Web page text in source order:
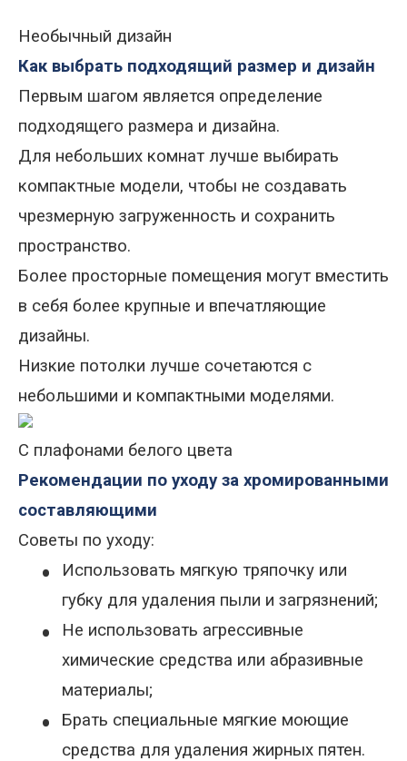
Необычный дизайн
Как выбрать подходящий размер и дизайн
Первым шагом является определение
подходящего размера и дизайна.
Для небольших комнат лучше выбирать
компактные модели, чтобы не создавать
чрезмерную загруженность и сохранить
пространство.
Более просторные помещения могут вместить
в себя более крупные и впечатляющие
дизайны.
Низкие потолки лучше сочетаются с
небольшими и компактными моделями.
С плафонами белого цвета
Рекомендации по уходу за хромированными
составляющими
Советы по уходу:
•
Использовать мягкую тряпочку или
губку для удаления пыли и загрязнений;
•
Не использовать агрессивные
химические средства или абразивные
материалы;
•
Брать специальные мягкие моющие
средства для удаления жирных пятен.